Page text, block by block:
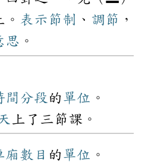
表示 節制 、 調節 ，
思 。
間 分段 的 單位 。
上了三節課。
廂 數目 的 單位 。